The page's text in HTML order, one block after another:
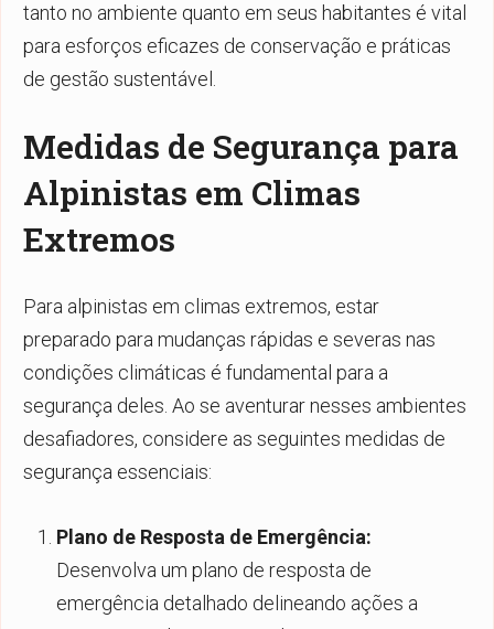
tanto no ambiente quanto em seus habitantes é vital
para esforços eficazes de conservação e práticas
de gestão sustentável.
Medidas de Segurança para
Alpinistas em Climas
Extremos
Para alpinistas em climas extremos, estar
preparado para mudanças rápidas e severas nas
condições climáticas é fundamental para a
segurança deles. Ao se aventurar nesses ambientes
desafiadores, considere as seguintes medidas de
segurança essenciais:
Plano de Resposta de Emergência:
Desenvolva um plano de resposta de
emergência detalhado delineando ações a